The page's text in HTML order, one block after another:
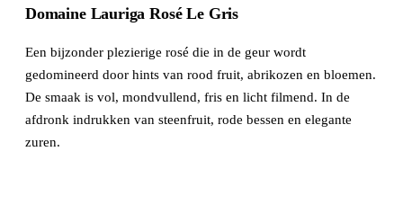
Domaine Lauriga Rosé Le Gris
Een bijzonder plezierige rosé die in de geur wordt
gedomineerd door hints van rood fruit, abrikozen en bloemen.
De smaak is vol, mondvullend, fris en licht filmend. In de
afdronk indrukken van steenfruit, rode bessen en elegante
zuren.